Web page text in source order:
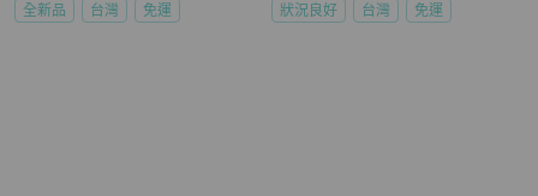
全新品 台灣 免運 狀況良好 台灣 免運